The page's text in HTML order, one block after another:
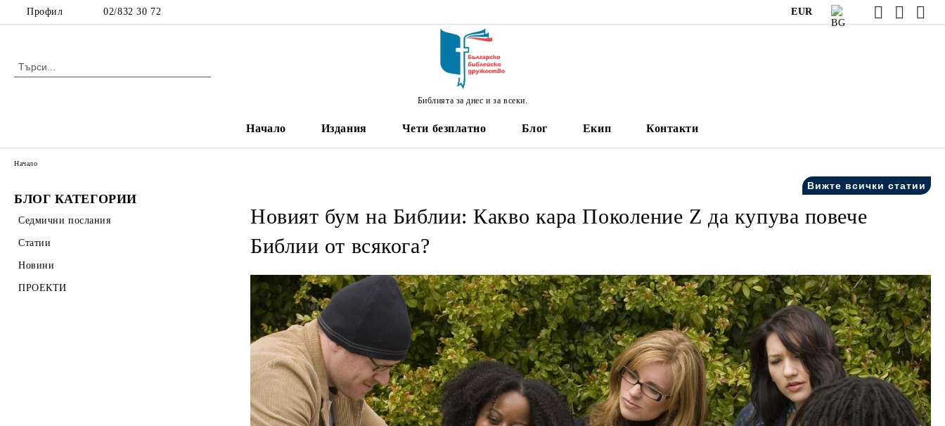
Профил 02/832 30 72 EUR
Библията за днес и за всеки.
Начало Издания Чети безплатно Блог Екип Контакти
БЛОГ КАТЕГОРИИ
Седмични послания
Статии
Новини
ПРОЕКТИ
Начало
Вижте всички статии
Новият бум на Библии: Какво кара Поколение Z да купува повече
Библии от всякога?